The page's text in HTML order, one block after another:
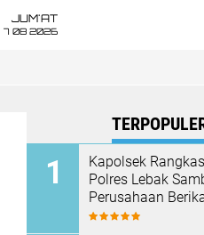
JUM'AT
7 08 2026
Kapolsek
Polres Lebak
Perusahaan
Himbauan Cegah